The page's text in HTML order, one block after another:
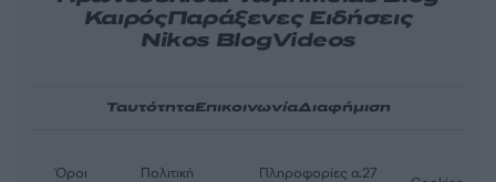
ΚαιρόςΠαράξενες Ειδήσεις
Nikos BlogVideos
ΤαυτότηταΕπικοινωνίαΔιαφήμιση
Όροι Πολιτική Πληροφορίες α.27